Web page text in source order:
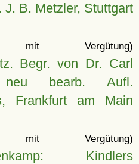
J. B. Metzler, Stuttgart
mit Vergütung)
Begr. von Dr. Carl
bearb. Aufl.
Frankfurt am Main
mit Vergütung)
Kindlers